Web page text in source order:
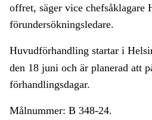
offret, säger vice chefsåklagare
förundersökningsledare.
Huvudförhandling startar i
den 18 juni och är planerad att
förhandlingsdagar.
Målnummer: B 348-24.